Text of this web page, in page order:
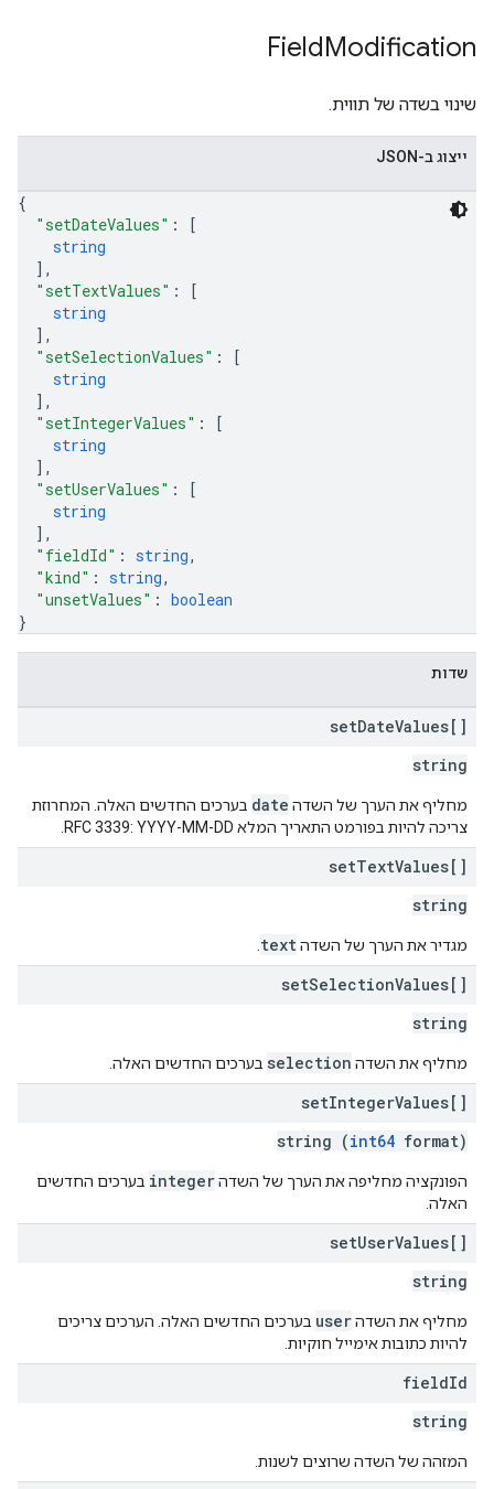
FieldModification
שינוי בשדה של תווית.
ייצוג ב-JSON
{
"setDateValues" :
[
string
] ,
"setTextValues" :
[
string
] ,
"setSelectionValues" :
[
string
] ,
"setIntegerValues" :
[
string
] ,
"setUserValues" :
[
string
] ,
"fieldId" : string,
"kind" : string,
"unsetValues" : boolean
}
שדות
setDateValues[]
string
מחליף את הערך של השדה date בערכים החדשים האלה. המחרוזת
צריכה להיות בפורמט התאריך המלא RFC 3339: YYYY-MM-DD.
setTextValues[]
string
מגדיר את הערך של השדהtext
setSelectionValues[]
string
מחליף את השדה selection בערכים החדשים האלה.
setIntegerValues[]
string (int64 format)
הפונקציה מחליפה את הערך של השדהinteger בערכים החדשים
האלה.
setUserValues[]
string
מחליף את השדהuser בערכים החדשים האלה. הערכים צריכים
להיות כתובות אימייל חוקיות.
fieldId
string
המזהה של השדה שרוצים לשנות.